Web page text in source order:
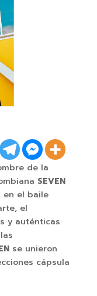
de la
SEVEN
en el baile
el
y auténticas
se unieron
cápsula